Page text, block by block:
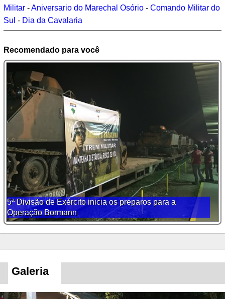
Militar -Aniversario do Marechal Osório - Comando Militar do
Sul - Dia da Cavalaria
Recomendado para você
5ª Divisão de Exército inicia os preparos para a
Operação Bormann
Galeria